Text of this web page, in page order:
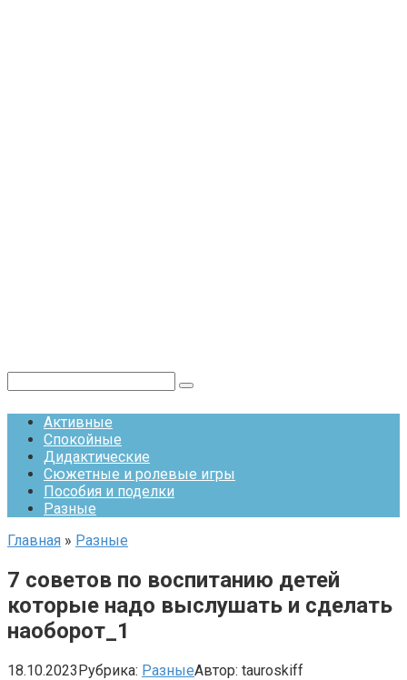
Активные
Спокойные
Дидактические
Сюжетные и ролевые игры
Пособия и поделки
Разные
Главная » Разные
7 советов по воспитанию детей
которые надо выслушать и сделать
наоборот_1
18.10.2023Рубрика: РазныеАвтор: tauroskiff